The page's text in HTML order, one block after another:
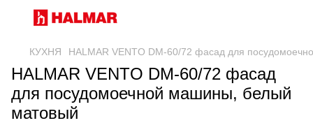
КУХНЯ HALMAR VENTO DM-60/72 фасад для
HALMAR VENTO DM-60/72 фасад
для посудомоечной машины, белый
матовый